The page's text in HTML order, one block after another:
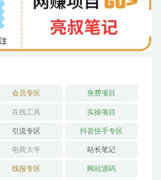
会员专区 免费项目
在线工具 实操项目
引流专区 抖音快手专区
电商大学 站长笔记
线报专区 网站源码